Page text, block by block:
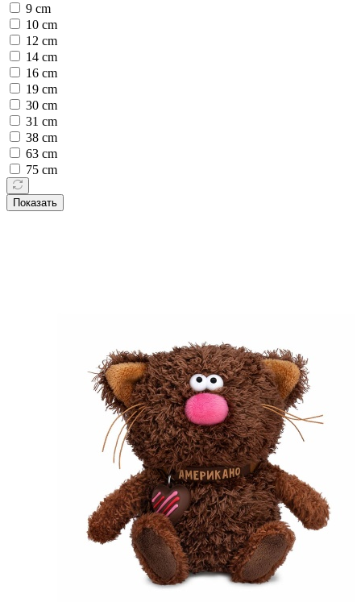
9 cm
10 cm
12 cm
14 cm
16 cm
19 cm
30 cm
31 cm
38 cm
63 cm
75 cm
Показать